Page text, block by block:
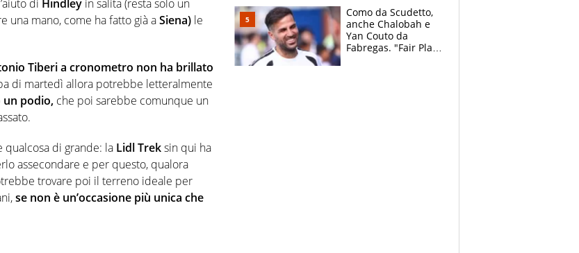
di Hindley in salita (resta solo un
una mano, come ha fatto già aSiena) le
Tiberi a cronometro non ha brillato
di martedì allora potrebbe letteralmente
un podio, che poi sarebbe comunque un
qualcosa di grande: la Lidl Treksin qui ha
assecondare e per questo, qualora
trovare poi il terreno ideale per
se non è un’occasione più unica che
Como da Scudetto,
anche Chalobah e
Yan Couto da
Fabregas. "Fair Play